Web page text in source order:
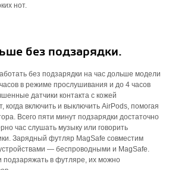
нот.
без подзарядки.
без подзарядки на час дольше модели
в режиме прослушивания и до 4 часов
датчики контакта с кожей
когда включить и выключить AirPods, помогая
Всего пяти минут подзарядки достаточно
час слушать музыку или говорить
Зарядный футляр MagSafe совместим
— беспроводными и MagSafe.
подзаряжать в футляре, их можно